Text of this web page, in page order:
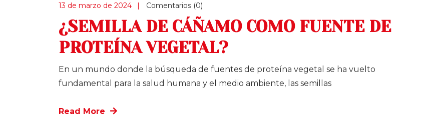
13 de marzo de 2024 Comentarios (0)
¿SEMILLA DE CÁÑAMO COMO FUENTE DE
PROTEÍNA VEGETAL?
En un mundo donde la búsqueda de fuentes de proteína vegetal se ha vuelto
fundamental para la salud humana y el medio ambiente, las semillas
Read More